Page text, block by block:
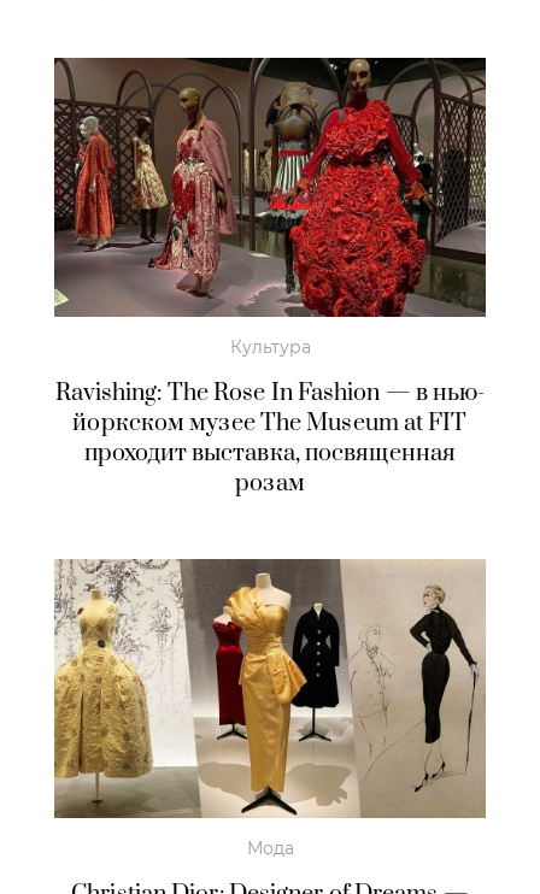
Культура
Ravishing: The Rose In Fashion — в нью-
йоркском музее The Museum at FIT
проходит выставка, посвященная
розам
Мода